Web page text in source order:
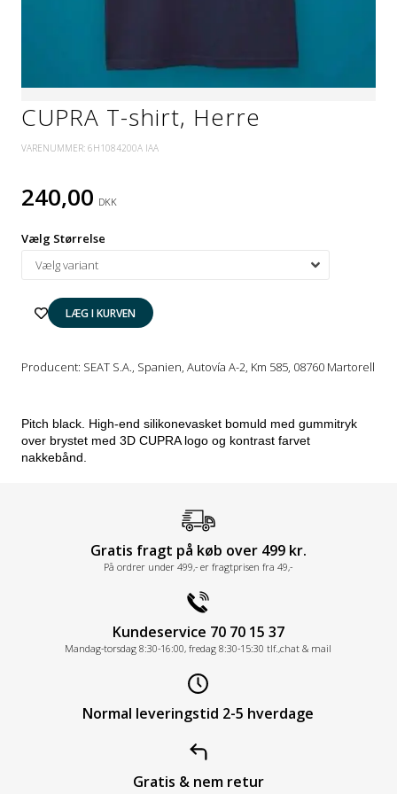
CUPRA T-shirt, Herre
VARENUMMER:6H1084200A IAA
240,00 DKK
Vælg Størrelse
Producent: SEAT S.A., Spanien, Autovía A-2, Km 585, 08760 Martorell
Pitch black. High-end silikonevasket bomuld med gummitryk
over brystet med 3D CUPRA logo og kontrast farvet
nakkebånd.
Gratis fragt på køb over 499 kr.
På ordrer under 499,- er fragtprisen fra 49,-
Kundeservice 70 70 15 37
Mandag-torsdag 8:30-16:00, fredag 8:30-15:30 tlf.,chat & mail
Normal leveringstid 2-5 hverdage
Gratis & nem retur